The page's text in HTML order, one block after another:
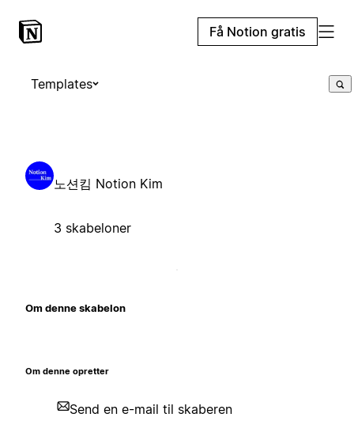
Få Notion gratis
Templates
노션킴 Notion Kim
3 skabeloner
Om denne skabelon
Om denne opretter
Send en e-mail til skaberen